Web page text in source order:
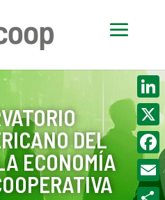
DEL
ECONOMÍA
X
Email